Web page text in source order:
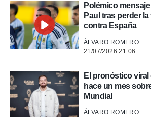
aceptar
de
sitio
Polémico
Paul tras perder
contra España
ÁLVARO ROMERO
21/07/2026 21:06
El pronóstico viral
hace un mes
Mundial
ÁLVARO ROMERO